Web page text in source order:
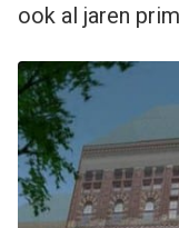
ook al jaren